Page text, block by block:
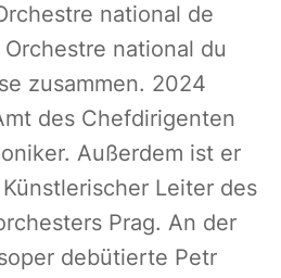
national de
national du
zusammen. 2024
des Chefdirigenten
Außerdem ist er
Leiter des
Prag. An der
debütierte Petr